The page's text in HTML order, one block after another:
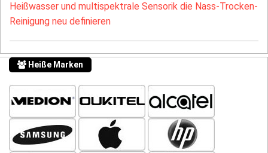
Heißwasser und multispektrale Sensorik die Nass-Trocken-
Reinigung neu definieren
Heiße Marken